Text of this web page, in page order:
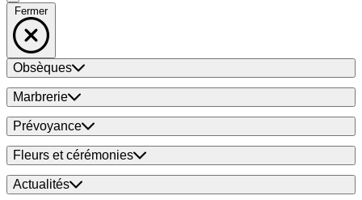
Fermer
Obsèques
Marbrerie
Prévoyance
Fleurs et cérémonies
Actualités